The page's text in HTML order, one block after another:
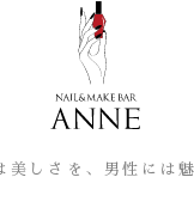
美しさを、男性には